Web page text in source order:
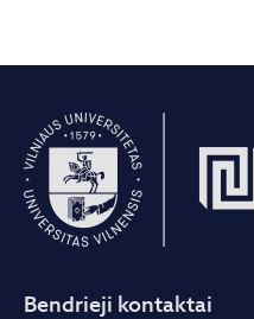
Bendrieji kontaktai